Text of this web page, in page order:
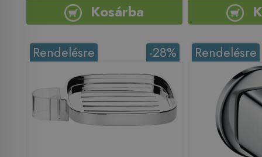
Kosárba
-28%
Rendelésre Rendelésre